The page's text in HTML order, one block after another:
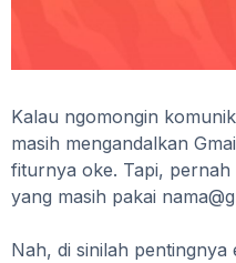
Kalau ngomongin
masih mengandalkan
fiturnya oke. Tapi,
yang masih pakai
Nah, di sinilah pentingnya